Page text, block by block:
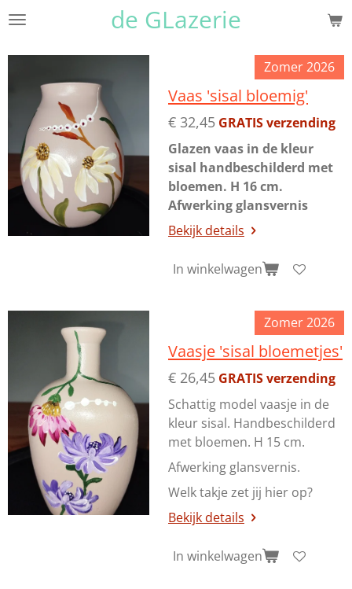
Ga
naar
hoofdinhoud
de GLazerie
Zomer 2026
Vaas 'sisal bloemig'
€ 32,45 GRATIS verzending
Glazen vaas in de kleur
sisal handbeschilderd met
bloemen. H 16 cm.
Afwerking glansvernis
Bekijk details
In winkelwagen
Zomer 2026
Vaasje 'sisal bloemetjes'
€ 26,45 GRATIS verzending
Schattig model vaasje in de
kleur sisal. Handbeschilderd
met bloemen. H 15 cm.
Afwerking glansvernis.
Welk takje zet jij hier op?
Bekijk details
In winkelwagen